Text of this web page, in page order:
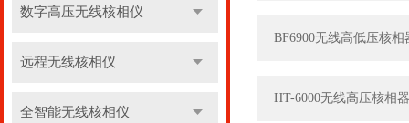
数字高压无线核相仪
远程无线核相仪
全智能无线核相仪
BF6900无线高低压核
HT-6000无线高压核相